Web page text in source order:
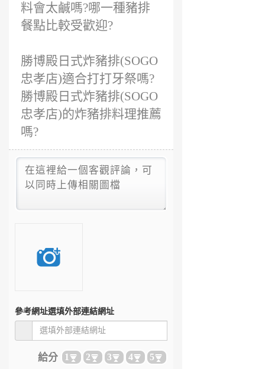
料會太鹹嗎?哪一種豬排
餐點比較受歡迎?
勝博殿日式炸豬排(SOGO
忠孝店)適合打打牙祭嗎?
勝博殿日式炸豬排(SOGO
忠孝店)的炸豬排料理推薦
嗎?
參考網址選填外部連結網址
給分 1 2 3 4 5